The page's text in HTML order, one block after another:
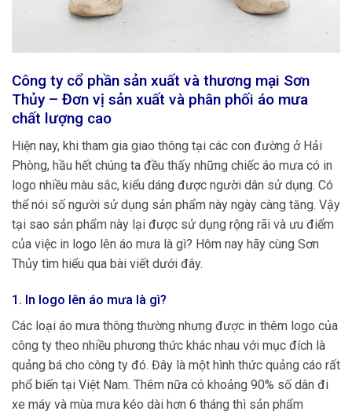
Công ty cổ phần sản xuất và thương mại Sơn
Thủy – Đơn vị sản xuất và phân phối áo mưa
chất lượng cao
Hiện nay, khi tham gia giao thông tại các con đường ở Hải
Phòng, hầu hết chúng ta đều thấy những chiếc áo mưa có in
logo nhiều màu sắc, kiểu dáng được người dân sử dụng. Có
thể nói số người sử dụng sản phẩm này ngày càng tăng. Vậy
tại sao sản phẩm này lại được sử dụng rộng rãi và ưu điểm
của việc in logo lên áo mưa là gì? Hôm nay hãy cùng Sơn
Thủy tìm hiểu qua bài viết dưới đây.
1. In logo lên áo mưa là gì?
Các loại áo mưa thông thường nhưng được in thêm logo của
công ty theo nhiều phương thức khác nhau với mục đích là
quảng bá cho công ty đó. Đây là một hình thức quảng cáo rất
phổ biến tại Việt Nam. Thêm nữa có khoảng 90% số dân đi
xe máy và mùa mưa kéo dài hơn 6 tháng thì sản phẩm